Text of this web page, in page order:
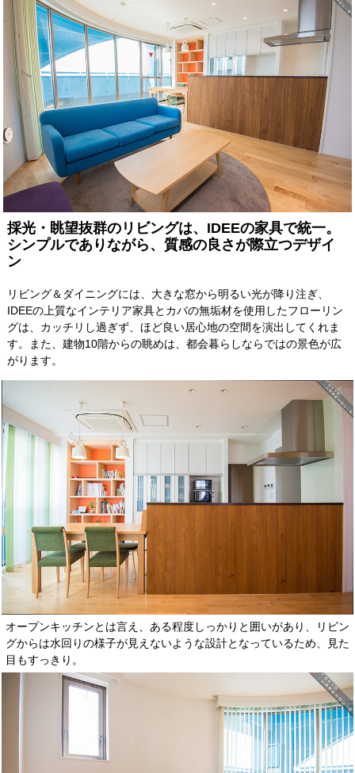
採光・眺望抜群のリビングは、IDEEの家具で統一。
シンプルでありながら、質感の良さが際立つデザイ
ン
リビング＆ダイニングには、大きな窓から明るい光が降り注ぎ、
IDEEの上質なインテリア家具とカバの無垢材を使用したフローリン
グは、カッチリし過ぎず、ほど良い居心地の空間を演出してくれま
す。また、建物10階からの眺めは、都会暮らしならではの景色が広
がります。
オープンキッチンとは言え、ある程度しっかりと囲いがあり、リビン
グからは水回りの様子が見えないような設計となっているため、見た
目もすっきり。